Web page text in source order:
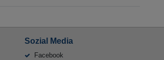
Sozial Media
Facebook